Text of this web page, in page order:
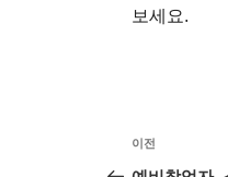
보세요.
글
이
전
이전